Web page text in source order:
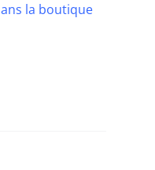
la boutique